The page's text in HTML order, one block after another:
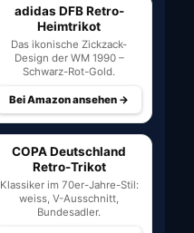
adidas DFB Retro-
Heimtrikot
Das ikonische Zickzack-
Design der WM 1990 –
Schwarz-Rot-Gold.
Bei Amazon ansehen →
COPA Deutschland
Retro-Trikot
Klassiker im 70er-Jahre-Stil:
weiss, V-Ausschnitt,
Bundesadler.